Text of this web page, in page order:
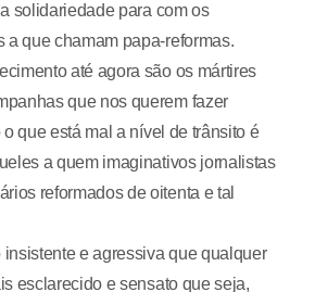
solidariedade para com os
a que chamam papa-reformas.
até agora são os mártires
que nos querem fazer
que está mal a nível de trânsito é
a quem imaginativos jornalistas
reformados de oitenta e tal
insistente e agressiva que qualquer
esclarecido e sensato que seja,